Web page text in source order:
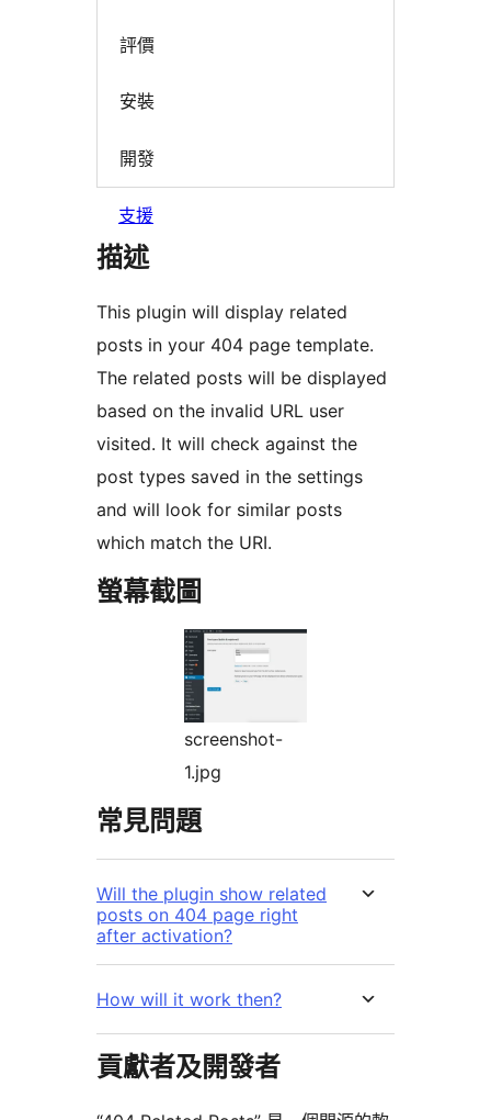
評價
安裝
開發
支援
描述
This plugin will display related
posts in your 404 page template.
The related posts will be displayed
based on the invalid URL user
visited. It will check against the
post types saved in the settings
and will look for similar posts
which match the URI.
螢幕截圖
screenshot-
1.jpg
常見問題
Will the plugin show related
posts on 404 page right
after activation?
How will it work then?
貢獻者及開發者